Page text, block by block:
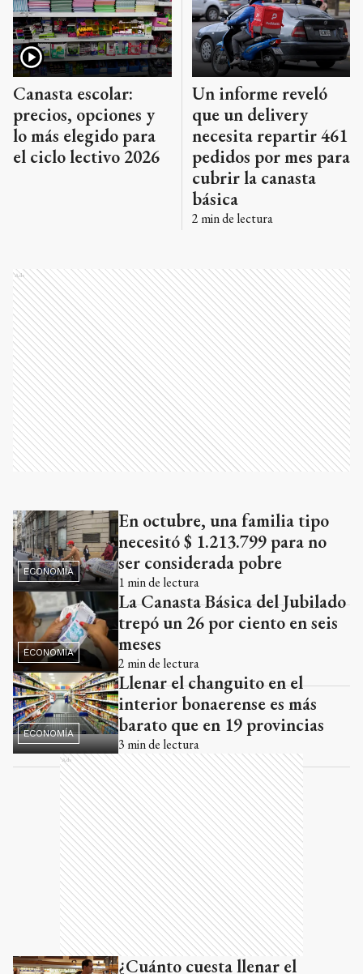
Canasta escolar:
precios, opciones y
lo más elegido para
el ciclo lectivo 2026
Un informe reveló
que un delivery
necesita repartir 461
pedidos por mes para
cubrir la canasta
básica
2 min de lectura
Ads
ECONOMÍA
En octubre, una familia tipo
necesitó $ 1.213.799 para no
ser considerada pobre
1 min de lectura
ECONOMÍA
La Canasta Básica del Jubilado
trepó un 26 por ciento en seis
meses
2 min de lectura
ECONOMÍA
Llenar el changuito en el
interior bonaerense es más
barato que en 19 provincias
3 min de lectura
Ads
¿Cuánto cuesta llenar el